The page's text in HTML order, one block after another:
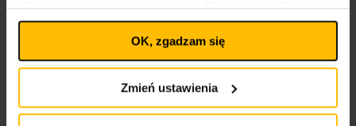
plików cookies
wpływa na legalność uprzedniego przetwarzania.
Polityka plików cookies
OK, zgadzam się
Zmień ustawienia